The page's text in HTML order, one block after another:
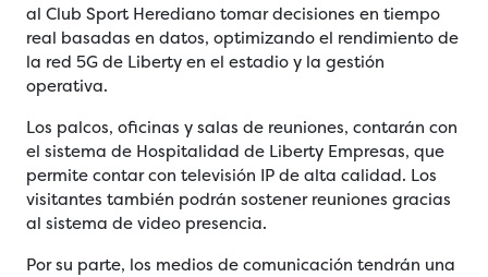
al Club Sport Herediano tomar decisiones en tiempo
real basadas en datos, optimizando el rendimiento de
la red 5G de Liberty en el estadio y la gestión
operativa.
Los palcos, oficinas y salas de reuniones, contarán con
el sistema de Hospitalidad de Liberty Empresas, que
permite contar con televisión IP de alta calidad. Los
visitantes también podrán sostener reuniones gracias
al sistema de video presencia.
Por su parte, los medios de comunicación tendrán una